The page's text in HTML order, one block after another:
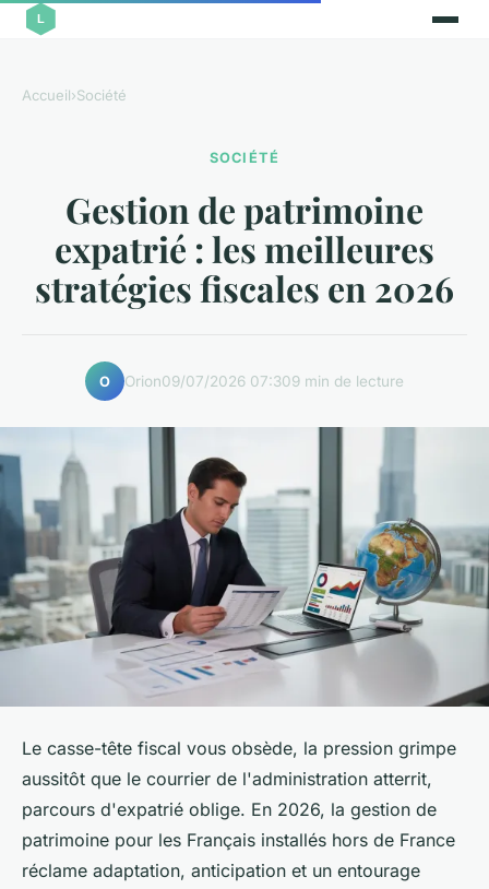
Accueil›Société
SOCIÉTÉ
Gestion de patrimoine
expatrié : les meilleures
stratégies fiscales en 2026
O Orion09/07/2026 07:309 min de lecture
Le casse-tête fiscal vous obsède, la pression grimpe
aussitôt que le courrier de l'administration atterrit,
parcours d'expatrié oblige. En 2026, la gestion de
patrimoine pour les Français installés hors de France
réclame adaptation, anticipation et un entourage